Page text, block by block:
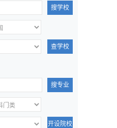
搜学校
查学校
搜专业
开设院校